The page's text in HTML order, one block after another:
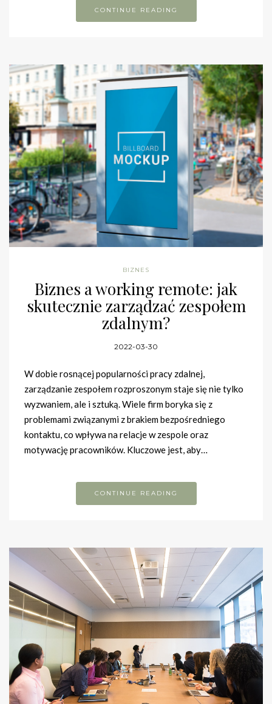
CONTINUE READING
BIZNES
Biznes a working remote: jak
skutecznie zarządzać zespołem
zdalnym?
2022-03-30
W dobie rosnącej popularności pracy zdalnej,
zarządzanie zespołem rozproszonym staje się nie tylko
wyzwaniem, ale i sztuką. Wiele firm boryka się z
problemami związanymi z brakiem bezpośredniego
kontaktu, co wpływa na relacje w zespole oraz
motywację pracowników. Kluczowe jest, aby…
CONTINUE READING